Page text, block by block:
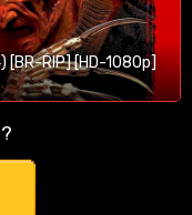
[BR-RIP] [HD-1080p]